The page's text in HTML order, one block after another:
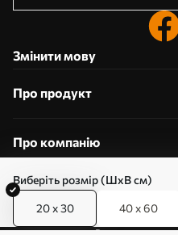
Виберіть розмір (ШхВ см)
20 x 30 40 x 60
Змінити мову
Про продукт
Про компанію
Редагування